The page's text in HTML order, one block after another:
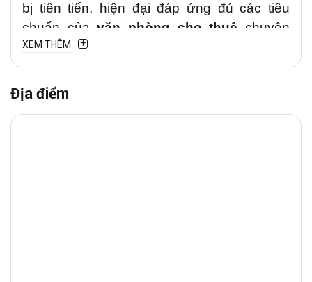
bị tiên tiến, hiện đại đáp ứng đủ các tiêu
chuẩn củavăn phòng cho thuê chuyên
nghiệp, an ninh phù hợp với mọi công ty,
doanh nghiệp trong và ngoài nước khi thuê
văn phòng tại đây.
1. VỊ TRÍ TÒA NHÀ SOUTHERN
XEM THÊM
Địa điểm